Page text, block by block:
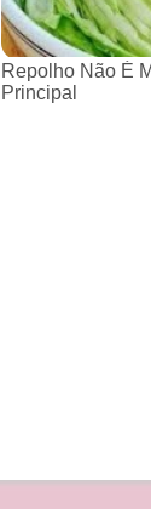
Repolho Não É
Principal